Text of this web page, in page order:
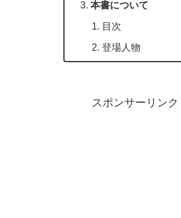
本書について
目次
登場人物
スポンサーリンク